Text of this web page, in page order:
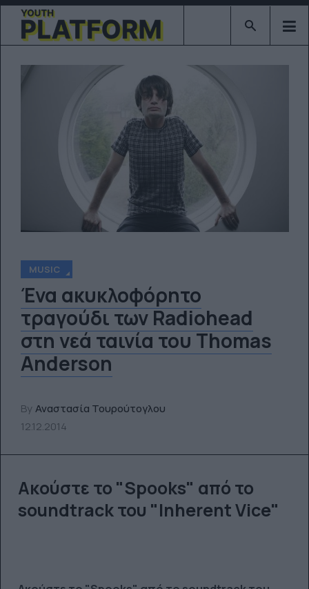
Type 2 or
MUSIC
Ένα ακυκλοφόρητο
τραγούδι των Radiohead
στη νεά ταινία του Thomas
Anderson
By Αναστασία Τουρούτογλου
12.12.2014
Ακούστε το "Spooks" από το
soundtrack του "Inherent Vice"